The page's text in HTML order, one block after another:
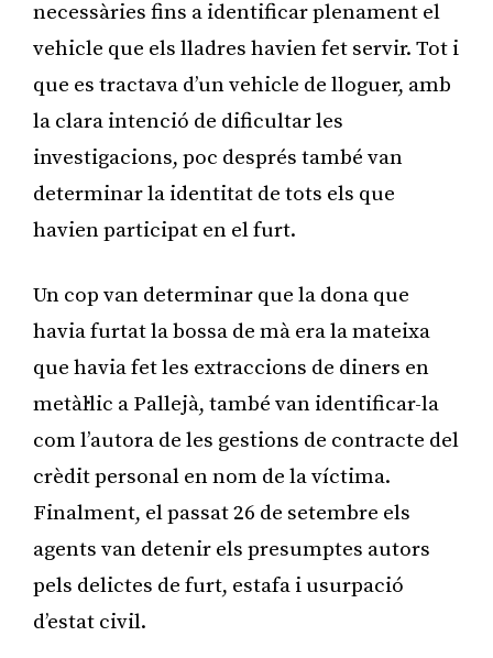
necessàries fins a identificar plenament el
vehicle que els lladres havien fet servir. Tot i
que es tractava d’un vehicle de lloguer, amb
la clara intenció de dificultar les
investigacions, poc després també van
determinar la identitat de tots els que
havien participat en el furt.
Un cop van determinar que la dona que
havia furtat la bossa de mà era la mateixa
que havia fet les extraccions de diners en
metàl·lic a Pallejà, també van identificar-la
com l’autora de les gestions de contracte del
crèdit personal en nom de la víctima.
Finalment, el passat 26 de setembre els
agents van detenir els presumptes autors
pels delictes de furt, estafa i usurpació
d’estat civil.